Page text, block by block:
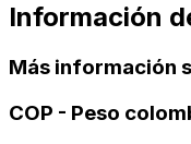
Información
Más información
COP - Peso